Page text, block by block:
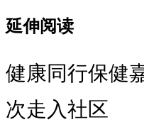
延伸阅读
健康同行保健
次走入社区